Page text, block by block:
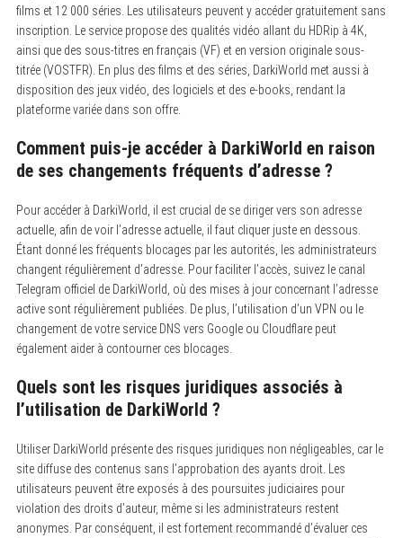
films et 12 000 séries. Les utilisateurs peuvent y accéder gratuitement sans
inscription. Le service propose des qualités vidéo allant du HDRip à 4K,
ainsi que des sous-titres en français (VF) et en version originale sous-
titrée (VOSTFR). En plus des films et des séries, DarkiWorld met aussi à
disposition des jeux vidéo, des logiciels et des e-books, rendant la
plateforme variée dans son offre.
Comment puis-je accéder à DarkiWorld en raison
de ses changements fréquents d’adresse ?
Pour accéder à DarkiWorld, il est crucial de se diriger vers son adresse
actuelle, afin de voir l’adresse actuelle, il faut cliquer juste en dessous.
Étant donné les fréquents blocages par les autorités, les administrateurs
changent régulièrement d’adresse. Pour faciliter l’accès, suivez le canal
Telegram officiel de DarkiWorld, où des mises à jour concernant l’adresse
active sont régulièrement publiées. De plus, l’utilisation d’un VPN ou le
changement de votre service DNS vers Google ou Cloudflare peut
également aider à contourner ces blocages.
Quels sont les risques juridiques associés à
l’utilisation de DarkiWorld ?
Utiliser DarkiWorld présente des risques juridiques non négligeables, car le
site diffuse des contenus sans l’approbation des ayants droit. Les
utilisateurs peuvent être exposés à des poursuites judiciaires pour
violation des droits d’auteur, même si les administrateurs restent
anonymes. Par conséquent, il est fortement recommandé d’évaluer ces